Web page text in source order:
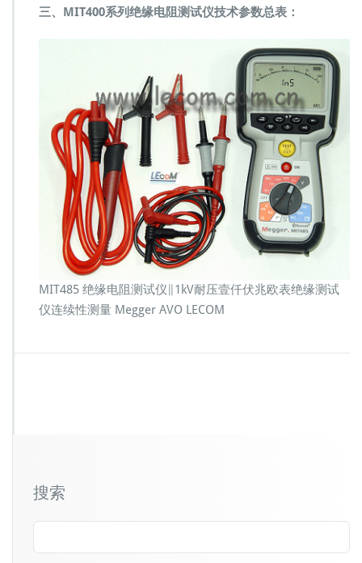
三、MIT400系列绝缘电阻测试仪技术参数总表：
MIT485 绝缘电阻测试仪∥1kV耐压壹仟伏兆欧表绝缘测试
仪连续性测量 Megger AVO LECOM
搜索